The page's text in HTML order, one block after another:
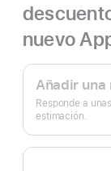
nuevo
a
página
Apple
Trade In.
Añadir una
Responde a
estimación.